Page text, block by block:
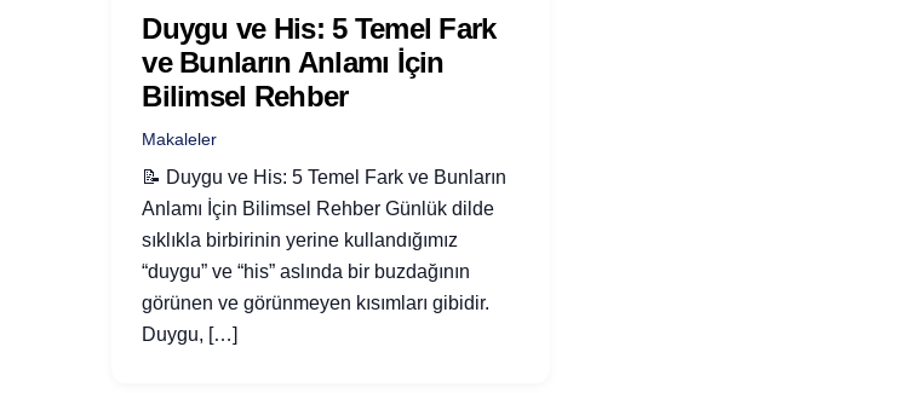
Duygu ve His: 5 Temel Fark
ve Bunların Anlamı İçin
Bilimsel Rehber
Makaleler
📝 Duygu ve His: 5 Temel Fark ve Bunların
Anlamı İçin Bilimsel Rehber Günlük dilde
sıklıkla birbirinin yerine kullandığımız
“duygu” ve “his” aslında bir buzdağının
görünen ve görünmeyen kısımları gibidir.
Duygu, […]